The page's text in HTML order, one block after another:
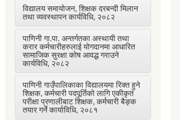
विद्यालय समायोजन, शिक्षक दरबन्दी मिलान
तथा व्यवस्थापन कार्यविधि, २०८२
पाणिनी गा.पा. अन्तर्गतका अस्थायी तथा
करार कर्मचारीहरुलाई योगदानमा आधारित
सामाजिक सुरक्षा कोष आवद्ध गराउने
कार्यविधि, २०८२
पाणिनी गाउँपालिकाका विद्यालयमा रिक्त हुने
शिक्षक, कर्मचारी पदपूर्तिको लागि एकीकृत
परीक्षा प्रणालीबाट शिक्षक, कर्मचारी बैङ्क
तयार गर्ने कार्याविधि, २०८१